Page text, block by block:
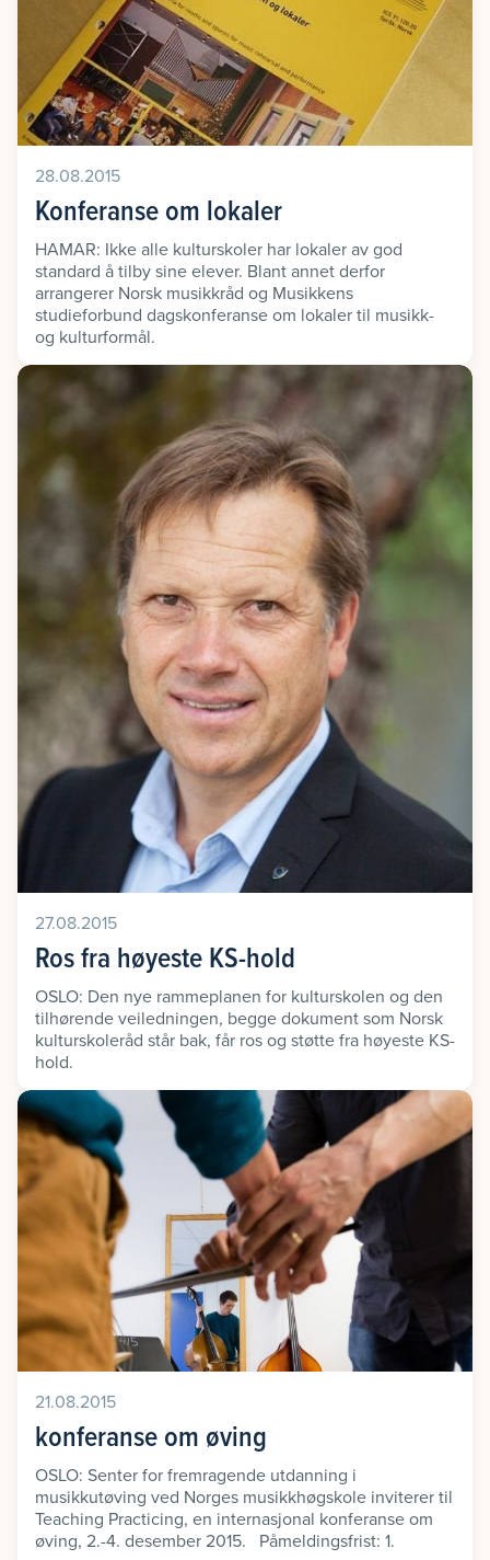
28.08.2015
Konferanse om lokaler
HAMAR: Ikke alle kulturskoler har lokaler av god
standard å tilby sine elever. Blant annet derfor
arrangerer Norsk musikkråd og Musikkens
studieforbund dagskonferanse om lokaler til musikk-
og kulturformål.
27.08.2015
Ros fra høyeste KS-hold
OSLO: Den nye rammeplanen for kulturskolen og den
tilhørende veiledningen, begge dokument som Norsk
kulturskoleråd står bak, får ros og støtte fra høyeste KS-
hold.
21.08.2015
konferanse om øving
OSLO: Senter for fremragende utdanning i
musikkutøving ved Norges musikkhøgskole inviterer til
Teaching Practicing, en internasjonal konferanse om
øving, 2.-4. desember 2015. Påmeldingsfrist: 1.